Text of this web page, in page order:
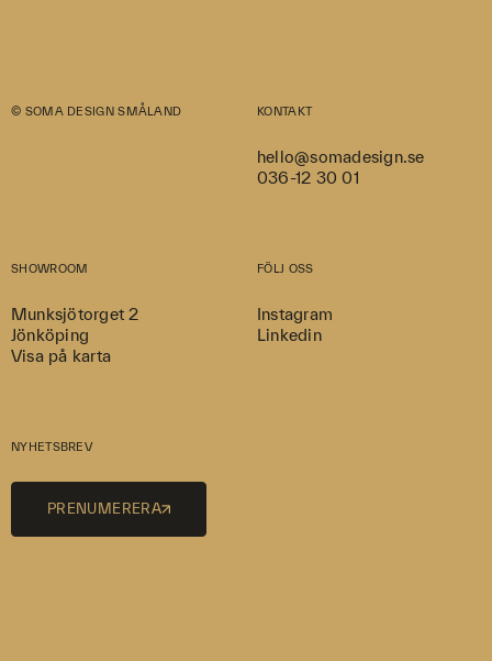
© SOMA DESIGN SMÅLAND KONTAKT
hello@somadesign.se
036-12 30 01
SHOWROOM
Munksjötorget 2
Jönköping
Visa på karta
FÖLJ OSS
Instagram
Linkedin
NYHETSBREV
PRENUMERERA